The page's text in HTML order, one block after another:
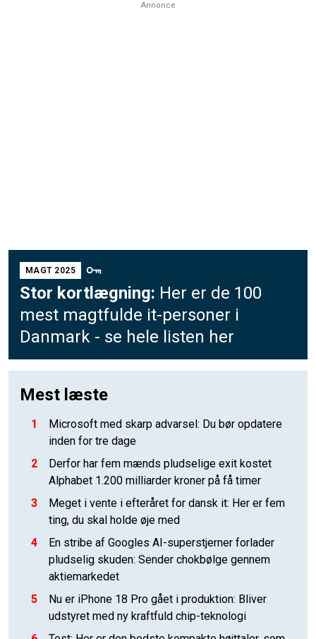
Annonce
MAGT 2025
Stor kortlægning: Her er de 100
mest magtfulde it-personer i
Danmark - se hele listen her
Mest læste
1
Microsoft med skarp advarsel: Du bør opdatere
inden for tre dage
2
Derfor har fem mænds pludselige exit kostet
Alphabet 1.200 milliarder kroner på få timer
3
Meget i vente i efteråret for dansk it: Her er fem
ting, du skal holde øje med
4
En stribe af Googles AI-superstjerner forlader
pludselig skuden: Sender chokbølge gennem
aktiemarkedet
5
Nu er iPhone 18 Pro gået i produktion: Bliver
udstyret med ny kraftfuld chip-teknologi